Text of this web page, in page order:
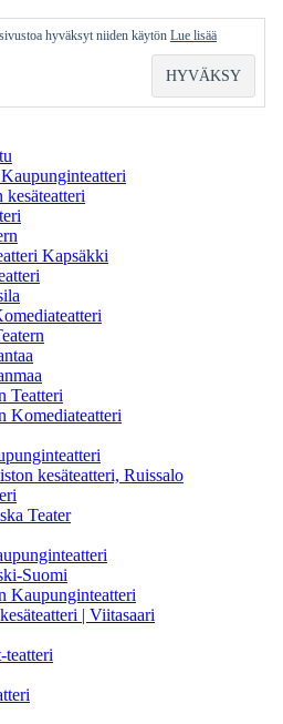
Kapsäkki
Teatteri
Komediateatteri
kesäteatteri, Ruissalo
Teater
Suomi
Kaupunginteatteri
| Viitasaari
teatteri
hyväksyt niiden käytön Lue lisää